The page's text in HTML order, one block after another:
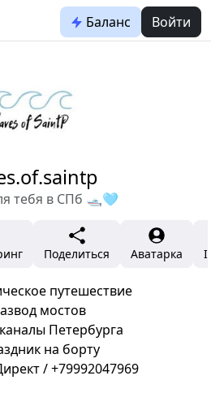
Баланс Войти
тебя в СПб 🛥️🩵
Поделиться Аватарка
путешествие
мостов
Петербурга
на борту
/ +79992047969